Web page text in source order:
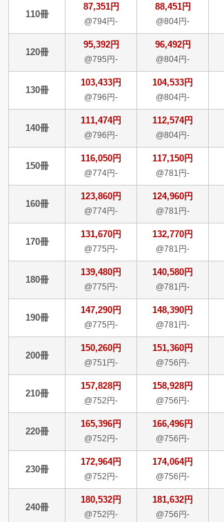
110冊
87,351円
@794円-
88,451円
@804円-
120冊
95,392円
@795円-
96,492円
@804円-
130冊
103,433円
@796円-
104,533円
@804円-
140冊
111,474円
@796円-
112,574円
@804円-
150冊
116,050円
@774円-
117,150円
@781円-
160冊
123,860円
@774円-
124,960円
@781円-
170冊
131,670円
@775円-
132,770円
@781円-
180冊
139,480円
@775円-
140,580円
@781円-
190冊
147,290円
@775円-
148,390円
@781円-
200冊
150,260円
@751円-
151,360円
@756円-
210冊
157,828円
@752円-
158,928円
@756円-
220冊
165,396円
@752円-
166,496円
@756円-
230冊
172,964円
@752円-
174,064円
@756円-
240冊
180,532円
@752円-
181,632円
@756円-